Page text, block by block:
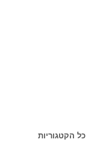
כל הקטגוריות